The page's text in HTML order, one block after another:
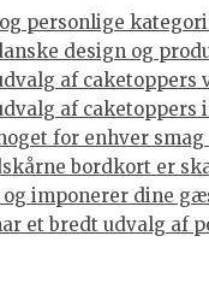
personlige
design og
af
af
for enhver
bordkort er
imponerer dine
et bredt udvalg af